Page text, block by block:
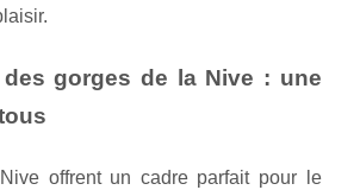
gorges de la Nive : une
offrent un cadre parfait pour le